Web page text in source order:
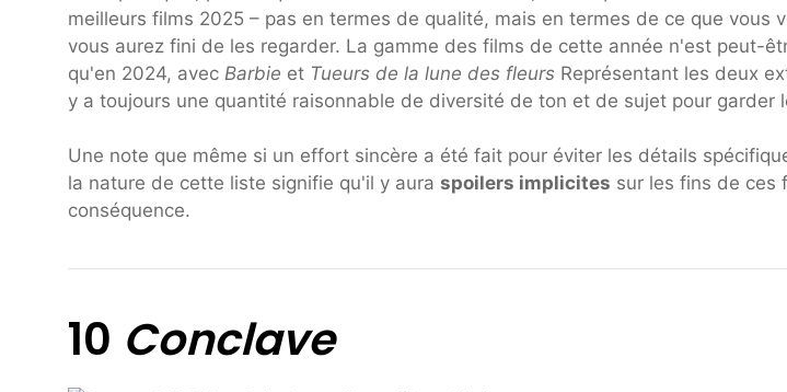
meilleurs films 2025 – pas en termes de qualité, mais en termes de ce que vous
vous aurez fini de les regarder. La gamme des films de cette année n'est peut-
qu'en 2024, avec Barbie et Tueurs de la lune des fleurs Représentant les deux
y a toujours une quantité raisonnable de diversité de ton et de sujet pour garder
Une note que même si un effort sincère a été fait pour éviter les détails
la nature de cette liste signifie qu'il y aura spoilers implicites sur les fins de ces
conséquence.
10 Conclave